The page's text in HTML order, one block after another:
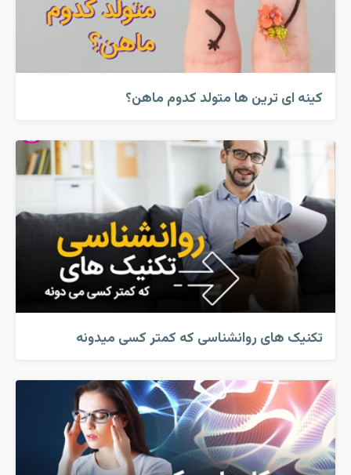
کینه ای ترین ها متولد کدوم ماهن؟
تکنیک های روانشناسی که کمتر کسی میدونه